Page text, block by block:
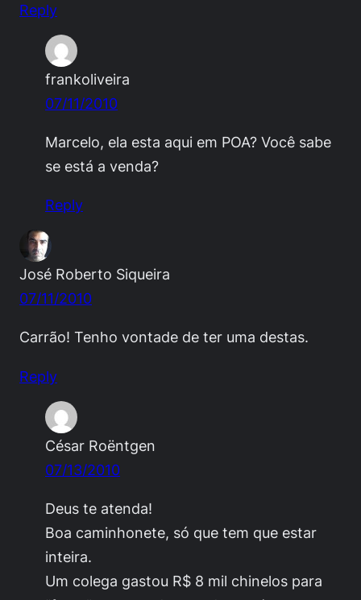
Reply
frankoliveira
07/11/2010
Marcelo, ela esta aqui em POA? Você sabe
se está a venda?
Reply
José Roberto Siqueira
07/11/2010
Carrão! Tenho vontade de ter uma destas.
Reply
César Roëntgen
07/13/2010
Deus te atenda!
Boa caminhonete, só que tem que estar
inteira.
Um colega gastou R$ 8 mil chinelos para